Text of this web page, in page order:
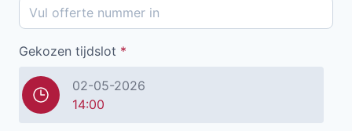
Gekozen tijdslot *
02-05-2026
14:00